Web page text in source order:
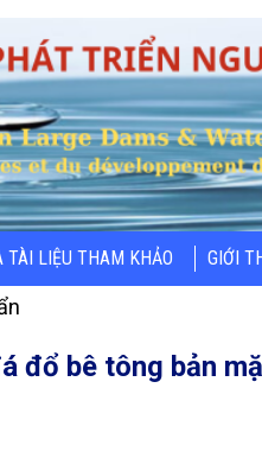
TÀI LIỆU THAM KHẢO GIỚI
đổ bê tông bản